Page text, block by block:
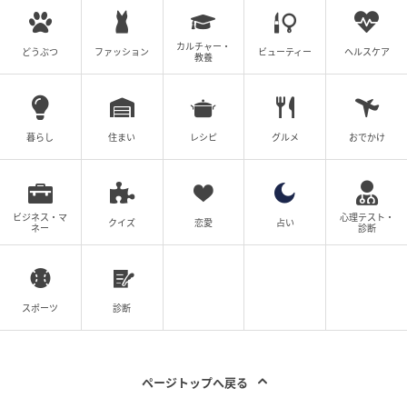
どうぶつ ファッション
カルチャー・
教養
ビューティー ヘルスケア
暮らし 住まい レシピ グルメ おでかけ
ビジネス・マ
ネー
クイズ 恋愛 占い
心理テスト・
診断
スポーツ 診断
ページトップへ戻る